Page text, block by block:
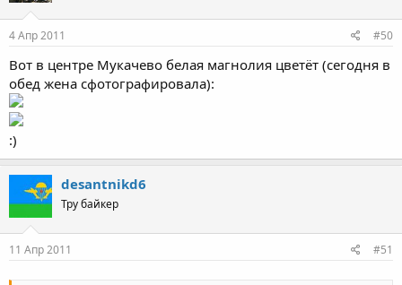
4 Апр 2011 #50
Вот в центре Мукачево белая магнолия цветёт (сегодня в
обед жена сфотографировала):
:)
desantnikd6
Тру байкер
11 Апр 2011 #51